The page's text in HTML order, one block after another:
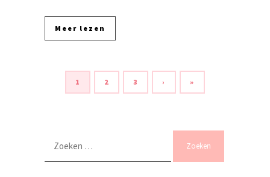
Meer lezen
1 2 3 › »
naar: